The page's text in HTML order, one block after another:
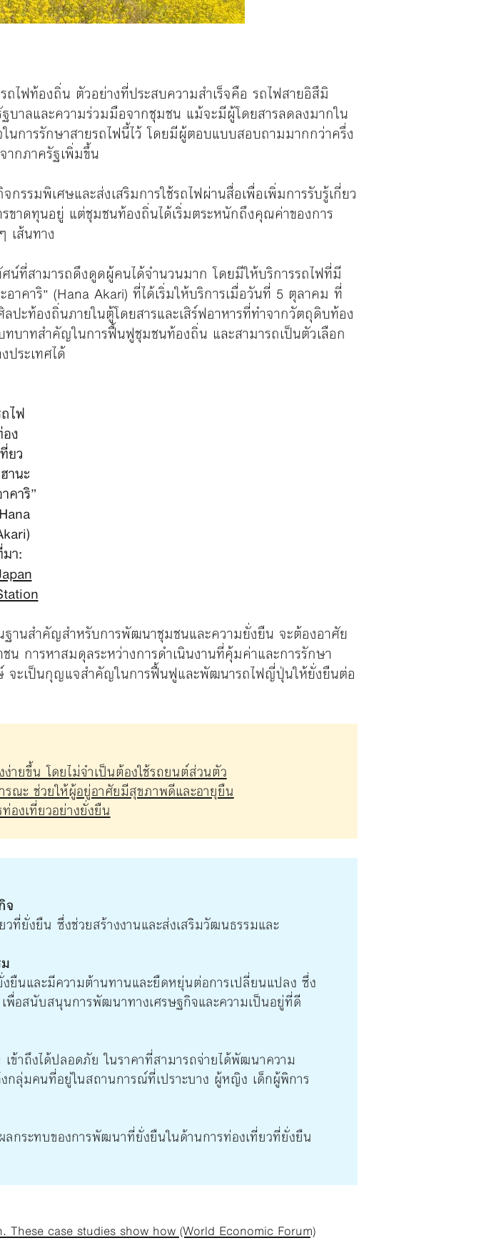
ไฟท้องถิ่น ตัวอย่างที่ประสบความสำเร็จคือ รถไฟสายอิสึมิ
บาลและความร่วมมือจากชุมชน แม้จะมีผู้โดยสารลดลงมากใน
การรักษาสายรถไฟนี้ไว้ โดยมีผู้ตอบแบบสอบถามมากกว่าครึ่ง
กภาครัฐเพิ่มขึ้น
รมพิเศษและส่งเสริมการใช้รถไฟผ่านสื่อเพื่อเพิ่มการรับรู้เกี่ยว
ขาดทุนอยู่ แต่ชุมชนท้องถิ่นได้เริ่มตระหนักถึงคุณค่าของการ
เส้นทาง
ที่สามารถดึงดูดผู้คนได้จำนวนมาก โดยมีให้บริการรถไฟที่มี
าคาริ” (Hana Akari) ที่ได้เริ่มให้บริการเมื่อวันที่ 5 ตุลาคม ที่
ะท้องถิ่นภายในตู้โดยสารและเสิร์ฟอาหารที่ทำจากวัตถุดิบท้อง
บาทสำคัญในการฟื้นฟูชุมชนท้องถิ่น และสามารถเป็นตัวเลือก
ระเทศได้
ไฟ
ง
ยว
านะ
คาริ”
า:
านสำคัญสำหรับการพัฒนาชุมชนและความยั่งยืน จะต้องอาศัย
การหาสมดุลระหว่างการดำเนินงานที่คุ้มค่าและการรักษา
จะเป็นกุญแจสำคัญในการฟื้นฟูและพัฒนารถไฟญี่ปุ่นให้ยั่งยืนต่อ
ายขึ้น โดยไม่จำเป็นต้องใช้รถยนต์ส่วนตัว
รณะ ช่วยให้ผู้อยู่อาศัยมีสุขภาพดีและอายุยืน
งเที่ยวอย่างยั่งยืน
จ
ที่ยั่งยืน ซึ่งช่วยสร้างงานและส่งเสริมวัฒนธรรมและ
นและมีความต้านทานและยืดหยุ่นต่อการเปลี่ยนแปลง ซึ่ง
พื่อสนับสนุนการพัฒนาทางเศรษฐกิจและความเป็นอยู่ที่ดี
าถึงได้ปลอดภัย ในราคาที่สามารถจ่ายได้พัฒนาความ
ลุ่มคนที่อยู่ในสถานการณ์ที่เปราะบาง ผู้หญิง เด็กผู้พิการ
กระทบของการพัฒนาที่ยั่งยืนในด้านการท่องเที่ยวที่ยั่งยืน
case studies show how (World Economic Forum)